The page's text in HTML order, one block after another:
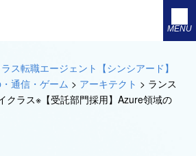
MENU
ス転職エージェント【シンシアード】
通信・ゲーム > アーキテクト > ランス
クラス※【受託部門採用】Azure領域の